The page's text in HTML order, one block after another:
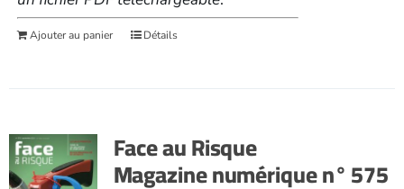
Ajouter au panier Détails
Face au Risque
Magazine numérique n° 575